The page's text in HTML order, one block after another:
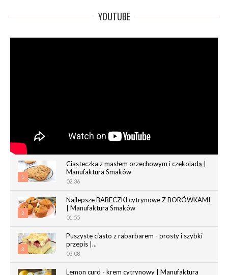
YOUTUBE
1
Ciasteczka z masłem orzechowym i czekoladą |
Manufaktura Smaków
02:36
2
Najlepsze BABECZKI cytrynowe Z BORÓWKAMI
| Manufaktura Smaków
01:55
3
Puszyste ciasto z rabarbarem - prosty i szybki
przepis |...
03:08
Lemon curd - krem cytrynowy | Manufaktura